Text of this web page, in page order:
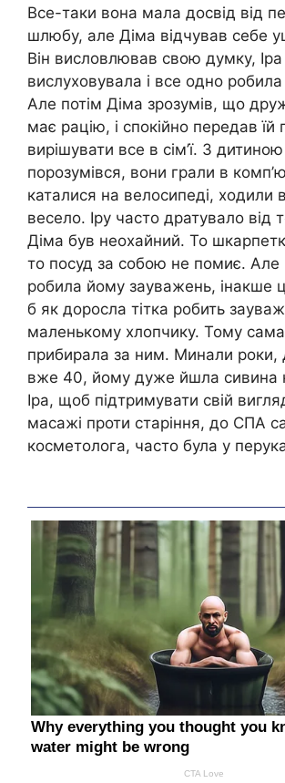
Все-таки вона мала досвід від
шлюбу, але Діма відчував себе
Він висловлював свою думку,
вислуховувала і все одно
Але потім Діма зрозумів, що
має рацію, і спокійно передав їй
вирішувати все в сім’ї. З
порозумівся, вони грали в
каталися на велосипеді, ходили
весело. Іру часто дратувало від
Діма був неохайний. То
то посуд за собою не помиє. Але
робила йому зауважень, інакше
б як доросла тітка робить
маленькому хлопчику. Тому
прибирала за ним. Минали роки,
вже 40, йому дуже йшла сивина
Іра, щоб підтримувати свій
масажі проти старіння, до СПА
косметолога, часто була у